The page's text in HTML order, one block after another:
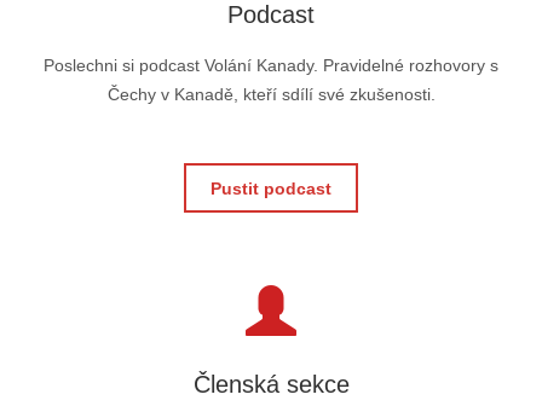
Podcast
Poslechni si podcast Volání Kanady. Pravidelné rozhovory s
Čechy v Kanadě, kteří sdílí své zkušenosti.
Pustit podcast
Členská sekce